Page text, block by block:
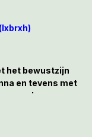
het bewustzijn
en tevens met
haar